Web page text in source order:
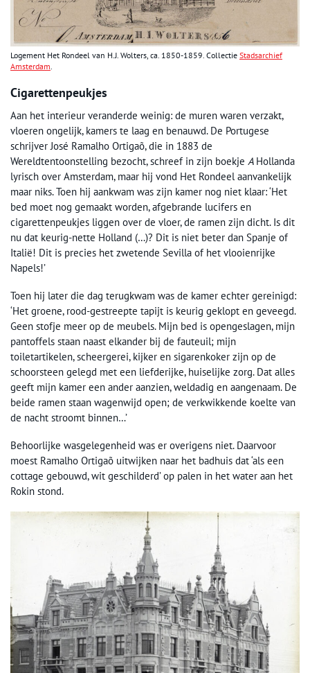
Logement Het Rondeel van H.J. Wolters, ca. 1850-1859. Collectie Stadsarchief
Amsterdam.
Cigarettenpeukjes
Aan het interieur veranderde weinig: de muren waren verzakt,
vloeren ongelijk, kamers te laag en benauwd. De Portugese
schrijver José Ramalho Ortigaõ, die in 1883 de
Wereldtentoonstelling bezocht, schreef in zijn boekje A Hollanda
lyrisch over Amsterdam, maar hij vond Het Rondeel aanvankelijk
maar niks. Toen hij aankwam was zijn kamer nog niet klaar: ‘Het
bed moet nog gemaakt worden, afgebrande lucifers en
cigarettenpeukjes liggen over de vloer, de ramen zijn dicht. Is dit
nu dat keurig-nette Holland (…)? Dit is niet beter dan Spanje of
Italië! Dit is precies het zwetende Sevilla of het vlooienrijke
Napels!’
Toen hij later die dag terugkwam was de kamer echter gereinigd:
‘Het groene, rood-gestreepte tapijt is keurig geklopt en geveegd.
Geen stofje meer op de meubels. Mijn bed is opengeslagen, mijn
pantoffels staan naast elkander bij de fauteuil; mijn
toiletartikelen, scheergerei, kijker en sigarenkoker zijn op de
schoorsteen gelegd met een liefderijke, huiselijke zorg. Dat alles
geeft mijn kamer een ander aanzien, weldadig en aangenaam. De
beide ramen staan wagenwijd open; de verkwikkende koelte van
de nacht stroomt binnen…’
Behoorlijke wasgelegenheid was er overigens niet. Daarvoor
moest Ramalho Ortigaõ uitwijken naar het badhuis dat ‘als een
cottage gebouwd, wit geschilderd’ op palen in het water aan het
Rokin stond.